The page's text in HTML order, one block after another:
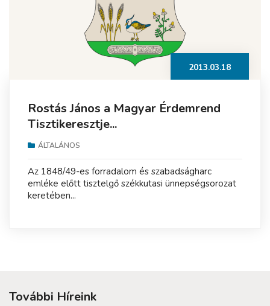
2013.03.18
Rostás János a Magyar Érdemrend
Tisztikeresztje...
ÁLTALÁNOS
Az 1848/49-es forradalom és szabadságharc
emléke előtt tisztelgő székkutasi ünnepségsorozat
keretében...
További Híreink